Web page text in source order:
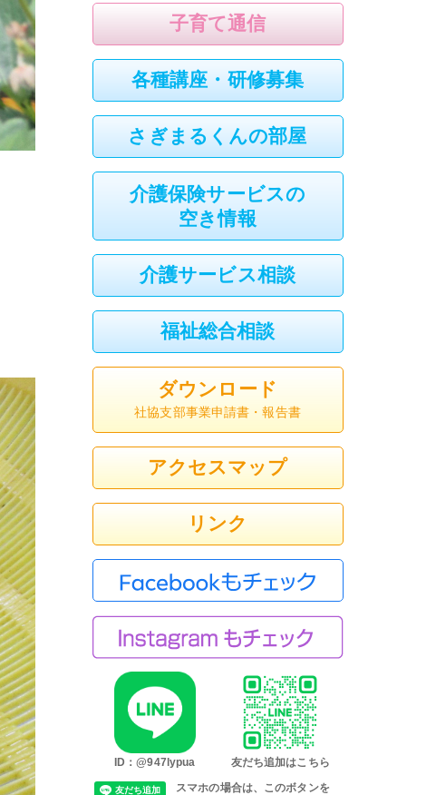
子育て通信
各種講座・研修募集
さぎまるくんの部屋
介護保険サービスの
空き情報
介護サービス相談
福祉総合相談
ダウンロード
社協支部事業申請書・報告書
アクセスマップ
リンク
ID：@947lypua 友だち追加はこちら
スマホの場合は、このボタンを